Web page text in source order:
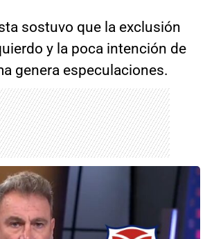
sostuvo que la exclusión
y la poca intención de
genera especulaciones.